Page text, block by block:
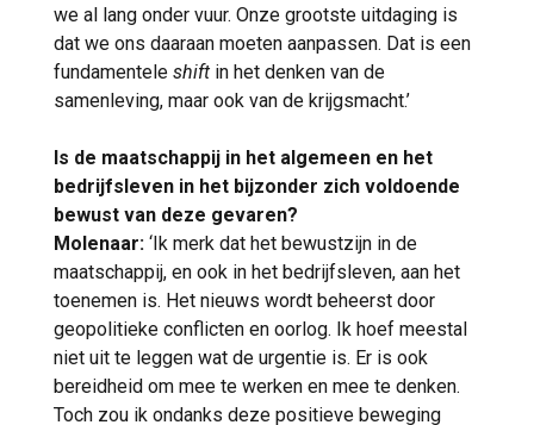
we al lang onder vuur. Onze grootste uitdaging is
dat we ons daaraan moeten aanpassen. Dat is een
fundamentele shift in het denken van de
samenleving, maar ook van de krijgsmacht.’
Is de maatschappij in het algemeen en het
bedrijfsleven in het bijzonder zich voldoende
bewust van deze gevaren?
Molenaar: ‘Ik merk dat het bewustzijn in de
maatschappij, en ook in het bedrijfsleven, aan het
toenemen is. Het nieuws wordt beheerst door
geopolitieke conflicten en oorlog. Ik hoef meestal
niet uit te leggen wat de urgentie is. Er is ook
bereidheid om mee te werken en mee te denken.
Toch zou ik ondanks deze positieve beweging